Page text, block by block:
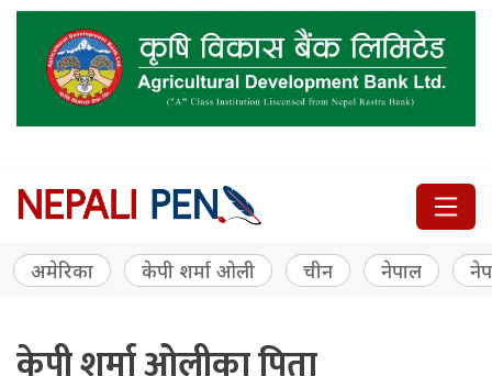
अमेरिका केपी शर्मा ओली चीन नेपाल